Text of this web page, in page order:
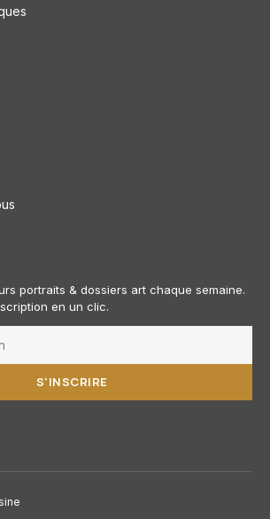
portraits & dossiers art chaque semaine.
en un clic.
S'INSCRIRE